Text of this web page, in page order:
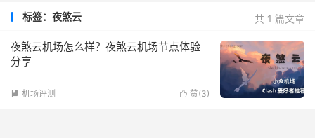
共 1 篇文章
标签：夜煞云
夜煞云机场怎么样？夜煞云机场节点体验
分享
 赞(3)
 机场评测